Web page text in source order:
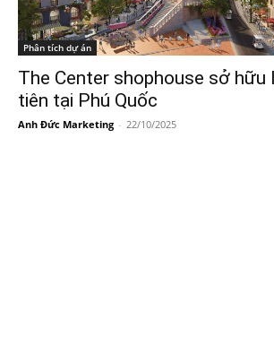
Phân tích dự án
The Center shophouse sở hữu
tiên tại Phú Quốc
Anh Đức Marketing - 22/10/2025